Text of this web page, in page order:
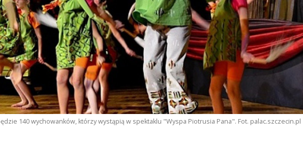
140 wychowanków, którzy wystąpią w spektaklu "Wyspa Piotrusia Pana". Fot. palac.szczecin.pl